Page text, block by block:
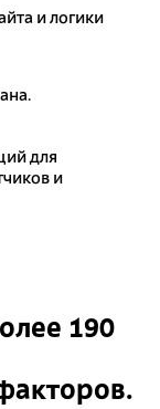
и логики
для
и
190